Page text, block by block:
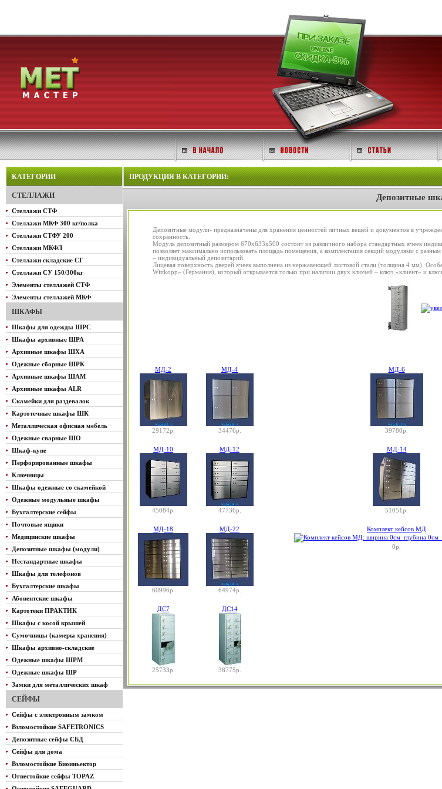
КАТЕГОРИИ
СТЕЛЛАЖИ
Стеллажи СТФ
Стеллажи МКФ 300 кг/полка
Стеллажи СТФУ 200
Стеллажи МКФЛ
Стеллажи складские СГ
Стеллажи СУ 150/300кг
Элементы стеллажей СТФ
Элементы стеллажей МКФ
ШКАФЫ
Шкафы для одежды ШРС
Шкафы архивные ШРА
Архивные шкафы ШХА
Одежные сборные ШРК
Архивные шкафы ШАМ
Архивные шкафы ALR
Скамейки для раздевалок
Картотечные шкафы ШК
Металлическая офисная мебель
Одежные сварные ШО
Шкаф-купе
Перфорированные шкафы
Ключницы
Шкафы одежные со скамейкой
Одежные модульные шкафы
Бухгалтерские сейфы
Почтовые ящики
Медицинские шкафы
Депозитные шкафы (модули)
Нестандартные шкафы
Шкафы для телефонов
Бухгалтерские шкафы
Абонентские шкафы
Картотеки ПРАКТИК
Шкафы с косой крышей
Сумочницы (камеры хранения)
Шкафы архивно-складские
Одежные шкафы ШРМ
Одежные шкафы ШР
Замки для металлических шкаф
СЕЙФЫ
Сейфы с электронным замком
Взломостойкие SAFETRONICS
Депозитные сейфы СБД
Сейфы для дома
Взломостойкие Биоиньектор
Огнестойкие сейфы TOPAZ
ПРОДУКЦИЯ В КАТЕГОРИИ:
Депозитные
Депозитные модули- предназначены для хранения ценностей личных вещей и документов в
сохранность.
Модуль депозитный размером 670х633х500 состоит из различного набора стандартных ячеек
позволяет максимально использовать площадь помещения, а комплектация секций модулями с
– индивидуальный депозитарий.
Лицевая поверхность дверей ячеек выполнена из нержавеющей листовой стали (толщина 4 мм).
Wittkopp» (Германия), который открывается только при наличии двух ключей – ключ «клиент» и
МД-2
29172р.
МД-4
34476р.
МД-6
39780р.
МД-10
45084р.
МД-12
47736р.
МД-14
51051р.
МД-18
60996р.
МД-22
64974р.
Комплект кейсов МД
0р.
ДС7
25733р.
ДС14
38775р.